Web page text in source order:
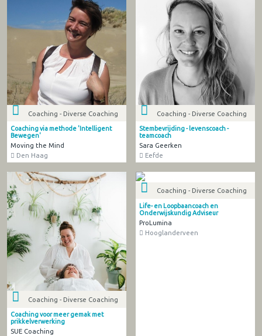
Coaching - Diverse Coaching
Coaching via methode 'Intelligent
Bewegen'
Moving the Mind
Den Haag
Coaching - Diverse Coaching
Stembevrijding - levenscoach -
teamcoach
Sara Geerken
Eefde
Coaching - Diverse Coaching
Coaching voor meer gemak met
prikkelverwerking
SUE Coaching
Coaching - Diverse Coaching
Life- en Loopbaancoach en
Onderwijskundig Adviseur
ProLumina
Hooglanderveen